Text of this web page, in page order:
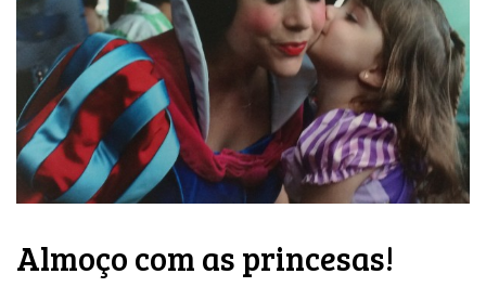
Almoço com as princesas!